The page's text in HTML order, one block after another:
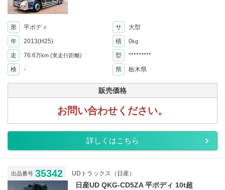
形 平ボディ サ
大型
年
2013(H25) 積 0kg
走 76.6万km (実走行距離) 型
*********
検
- 県 栃木県
販売価格
お問い合わせください。
詳しくはこちら
出品番号 35342 UDトラックス（日産）
日産UD QKG-CD5ZA 平ボディ 10t超